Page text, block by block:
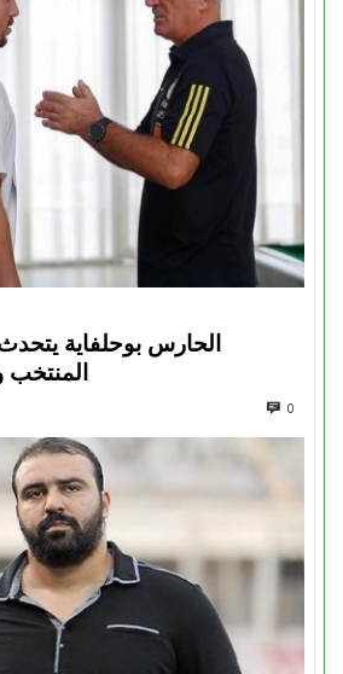
الحارس بوحلفاية
0